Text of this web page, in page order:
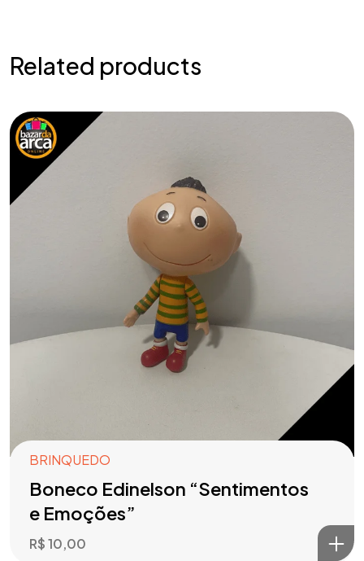
Related products
BRINQUEDO
Boneco Edinelson “Sentimentos
e Emoções”
R$10,00